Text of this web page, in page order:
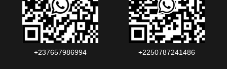
+237657986994‬‬ +2250787241486‬‬